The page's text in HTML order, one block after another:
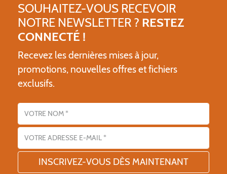
SOUHAITEZ-VOUS RECEVOIR
NOTRE NEWSLETTER ? RESTEZ
CONNECTÉ !
Recevez les dernières mises à jour,
promotions, nouvelles offres et fichiers
exclusifs.
Nom
Adresse email